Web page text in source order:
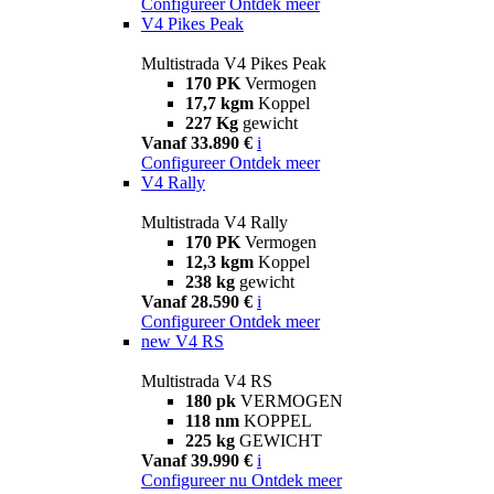
V4 Pikes Peak
Multistrada V4 Pikes Peak
170 PK Vermogen
17,7 kgm Koppel
227 Kg gewicht
Vanaf 33.890 € i
Configureer Ontdek meer
V4 Rally
Multistrada V4 Rally
170 PK Vermogen
12,3 kgm Koppel
238 kg gewicht
Vanaf 28.590 € i
Configureer Ontdek meer
new V4 RS
Multistrada V4 RS
180 pk VERMOGEN
118 nm KOPPEL
225 kg GEWICHT
Vanaf 39.990 € i
Configureer nu Ontdek meer